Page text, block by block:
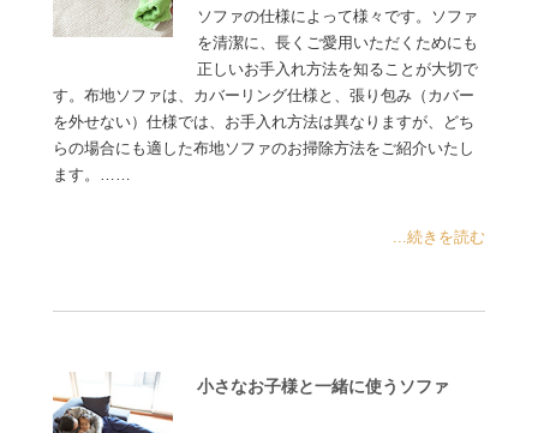
ソファの仕様によって様々です。ソファ
を清潔に、長くご愛用いただくためにも
正しいお手入れ方法を知ることが大切で
す。布地ソファは、カバーリング仕様と、張り包み（カバー
を外せない）仕様では、お手入れ方法は異なりますが、どち
らの場合にも適した布地ソファのお掃除方法をご紹介いたし
ます。……
...続きを読む
小さなお子様と一緒に使うソファ